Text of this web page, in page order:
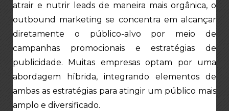
atrair e nutrir leads de maneira mais orgânica, o
outbound marketing se concentra em alcançar
diretamente o público-alvo por meio de
campanhas promocionais e estratégias de
publicidade. Muitas empresas optam por uma
abordagem híbrida, integrando elementos de
ambas as estratégias para atingir um público mais
amplo e diversificado.